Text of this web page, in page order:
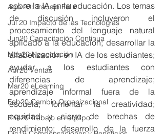
Ago 20: Trabajo Feliz
Jul 20 Impacto de las Tecnologías
Jun20 Capacitación Continua
May20 Negociación
Abr20 Ventas
Mar20 eLearning
Feb20 Cambio Organizacional
Ene20 Trabajo en equipo
sobre la IA en la educación. Los temas
de discusión incluyeron el
procesamiento del lenguaje natural
aplicado a la educación; desarrollar la
alfabetización en IA de los estudiantes;
ayudar a los estudiantes con
diferencias de aprendizaje;
aprendizaje informal fuera de la
escuela; fomentar la creatividad;
equidad y cierre de brechas de
rendimiento; desarrollo de la fuerza